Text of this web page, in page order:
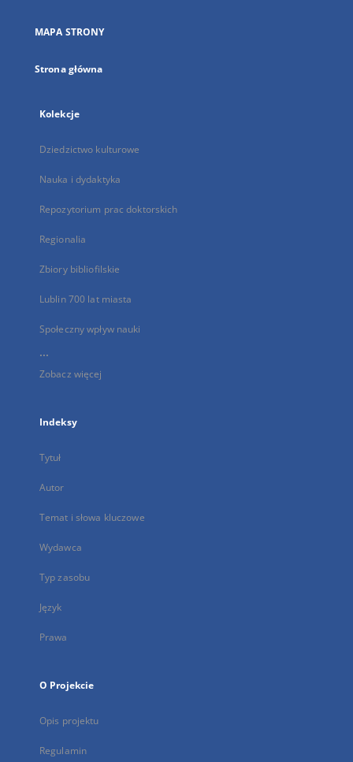
karcie
MAPA STRONY
Strona główna
Kolekcje
Dziedzictwo kulturowe
Nauka i dydaktyka
Repozytorium prac doktorskich
Regionalia
Zbiory bibliofilskie
Lublin 700 lat miasta
Społeczny wpływ nauki
...
Zobacz więcej
Indeksy
Tytuł
Autor
Temat i słowa kluczowe
Wydawca
Typ zasobu
Język
Prawa
O Projekcie
Opis projektu
Regulamin